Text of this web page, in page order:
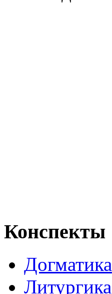
Конспекты
Догматика
Литургика